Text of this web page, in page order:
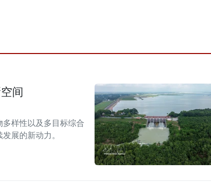
间
样性以及多目标综合
展的新动力。